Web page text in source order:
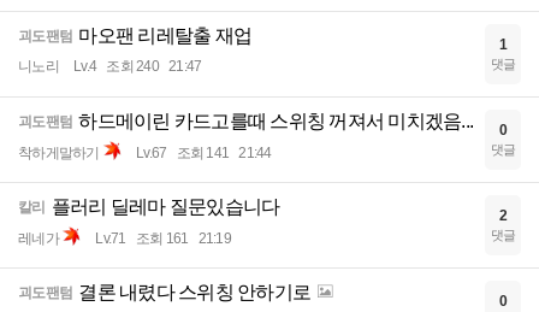
괴도팬텀 마오팬 리레탈출 재업
니노리 Lv.4 조회 240 21:47
1
댓글
괴도팬텀 하드메이린 카드고를때 스위칭 꺼져서 미치겠음...
착하게말하기 Lv.67 조회 141 21:44
0
댓글
칼리 플러리 딜레마 질문있습니다
레네가 Lv.71 조회 161 21:19
2
댓글
괴도팬텀 결론 내렸다 스위칭 안하기로 0